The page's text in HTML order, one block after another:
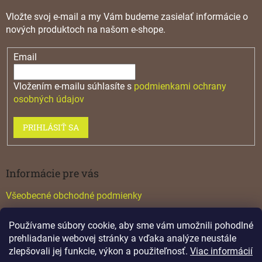
Používame súbory cookie, aby sme vám umožnili pohodlné
prehliadanie webovej stránky a vďaka analýze neustále
zlepšovali jej funkcie, výkon a použiteľnosť. Viac informácií
Vložte svoj e-mail a my Vám budeme zasielať informácie o
nových produktoch na našom e-shope.
Email
Vložením e-mailu súhlasíte s podmienkami ochrany
osobných údajov
PRIHLÁSIŤ SA
Informácie pre vás
Všeobecné obchodné podmienky
Katalógy